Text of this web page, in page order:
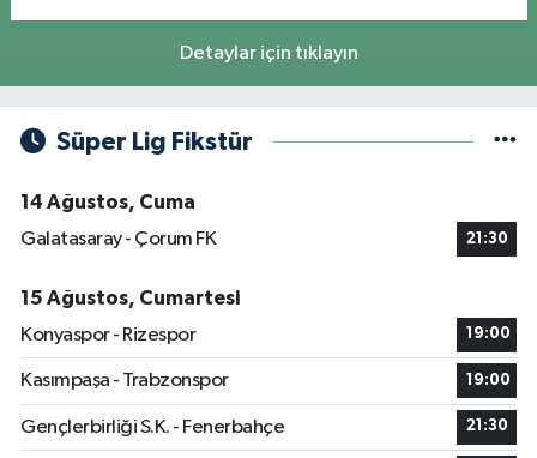
Detaylar için tıklayın
Süper Lig Fikstür
14 Ağustos, Cuma
Galatasaray - Çorum FK
21:30
15 Ağustos, Cumartesi
Konyaspor - Rizespor
19:00
Kasımpaşa - Trabzonspor 19:00
Gençlerbirliği S.K. - Fenerbahçe 21:30